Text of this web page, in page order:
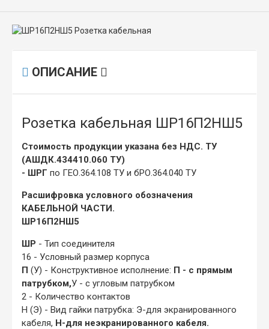
ОПИСАНИЕ
Розетка кабельная ШР16П2НШ5
Стоимость продукции указана без НДС. ТУ
(АШДК.434410.060 ТУ)
- ШРГ по ГЕО.364.108 ТУ и бРО.364.040 ТУ
Расшифровка условного обозначения
КАБЕЛЬНОЙ ЧАСТИ.
ШР16П2НШ5
ШР - Тип соединителя
16 - Условный размер корпуса
П (У) - Конструктивное исполнение: П - с прямым
патрубком,У - с угловым патрубком
2 - Количество контактов
Н (Э) - Вид гайки патрубка: Э-для экранированного
кабеля, Н-для неэкранированного кабеля.